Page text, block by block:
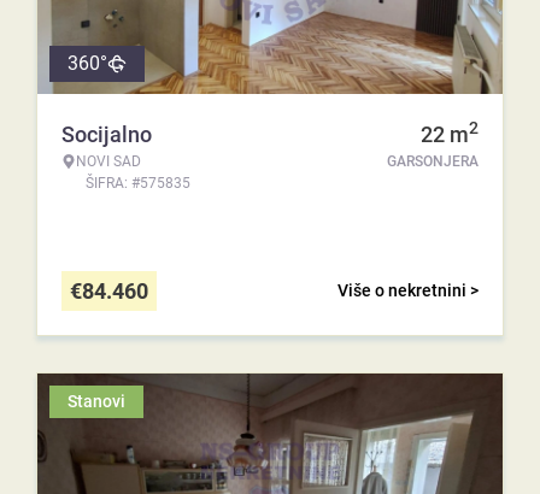
360°
Socijalno
NOVI SAD
ŠIFRA: #575835
22 m2
GARSONJERA
Više o nekretnini >
€84.460
Stanovi